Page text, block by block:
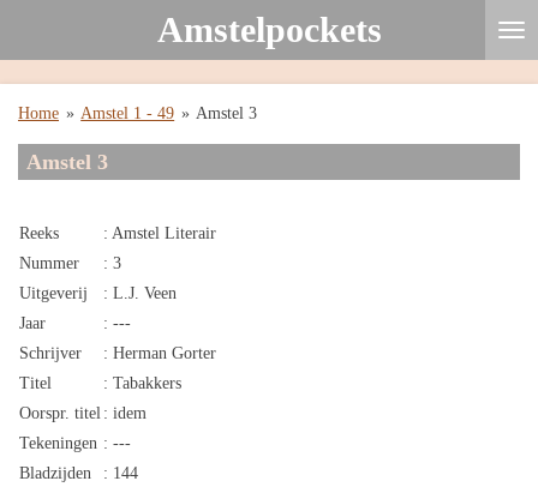
de
Amstelpockets
Home » Amstel 1 - 49 » Amstel 3
Amstel 3
Reeks
: Amstel Literair
Nummer
: 3
Uitgeverij
: L.J. Veen
Jaar
: ---
Schrijver
: Herman Gorter
Titel
: Tabakkers
Oorspr. titel : idem
Tekeningen : ---
Bladzijden
: 144